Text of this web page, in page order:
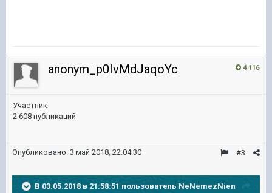
4 116
anonym_p0IvMdJaqoYc
Участник
2 608 публикаций
#3
Опубликовано: 3 май 2018, 22:04:30
В 03.05.2018 в 21:58:51 пользователь NeNemezNien